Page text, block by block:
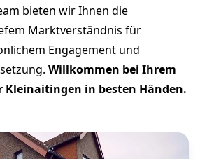
bieten wir Ihnen die
Marktverständnis für
Engagement und
Willkommen bei Ihrem
in besten Händen.